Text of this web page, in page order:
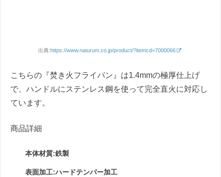
出典:https://www.naturum.co.jp/product/?itemcd=7000066
こちらの『焚き火フライパン』は1.4mmの極厚仕上げ
で、ハンドルにステンレス鋼を使って完全直火に対応し
ています。
商品詳細
本体材質:鉄製
表面加工:ハードテンパー加工